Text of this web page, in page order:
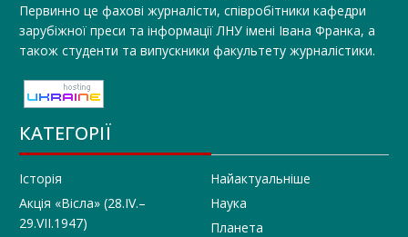
Первинно це фахові журналісти, співробітники кафедри
зарубіжної преси та інформації ЛНУ імені Івана Франка, а
також студенти та випускники факультету журналістики.
КАТЕГОРІЇ
Історія
Акція «Вісла» (28.IV.–
29.VII.1947)
Найактуальніше
Наука
Планета